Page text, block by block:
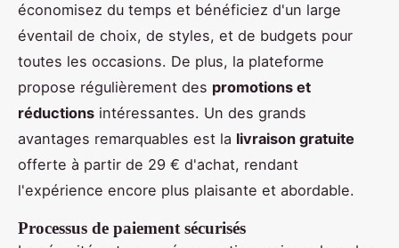
économisez du temps et bénéficiez d'un large
éventail de choix, de styles, et de budgets pour
toutes les occasions. De plus, la plateforme
propose régulièrement des promotions et
réductions intéressantes. Un des grands
avantages remarquables est la livraison gratuite
offerte à partir de 29 € d'achat, rendant
l'expérience encore plus plaisante et abordable.
Processus de paiement sécurisés